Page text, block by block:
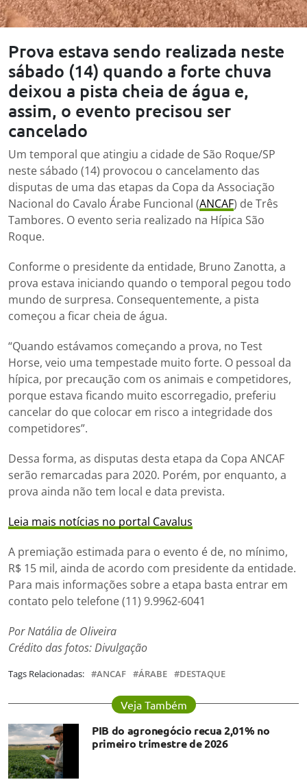
Prova estava sendo realizada neste
sábado (14) quando a forte chuva
deixou a pista cheia de água e,
assim, o evento precisou ser
cancelado
Um temporal que atingiu a cidade de São Roque/SP
neste sábado (14) provocou o cancelamento das
disputas de uma das etapas da Copa da Associação
Nacional do Cavalo Árabe Funcional (ANCAF) de Três
Tambores. O evento seria realizado na Hípica São
Roque.
Conforme o presidente da entidade, Bruno Zanotta, a
prova estava iniciando quando o temporal pegou todo
mundo de surpresa. Consequentemente, a pista
começou a ficar cheia de água.
“Quando estávamos começando a prova, no Test
Horse, veio uma tempestade muito forte. O pessoal da
hípica, por precaução com os animais e competidores,
porque estava ficando muito escorregadio, preferiu
cancelar do que colocar em risco a integridade dos
competidores”.
Dessa forma, as disputas desta etapa da Copa ANCAF
serão remarcadas para 2020. Porém, por enquanto, a
prova ainda não tem local e data prevista.
Leia mais notícias no portal Cavalus
A premiação estimada para o evento é de, no mínimo,
R$ 15 mil, ainda de acordo com presidente da entidade.
Para mais informações sobre a etapa basta entrar em
contato pelo telefone (11) 9.9962-6041
Por Natália de Oliveira
Crédito das fotos: Divulgação
Tags Relacionadas: ANCAF ÁRABE DESTAQUE
Veja Também
PIB do agronegócio recua 2,01% no
primeiro trimestre de 2026